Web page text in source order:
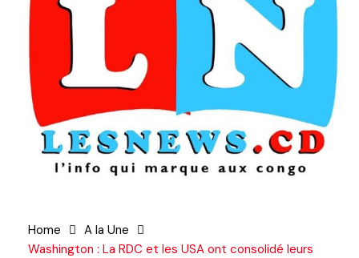
Home
A la Une
Washington : La RDC et les USA ont consolidé leurs